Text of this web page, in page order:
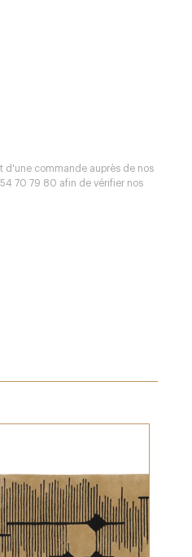
d'une commande auprès de nos
70 79 80 afin de vérifier nos